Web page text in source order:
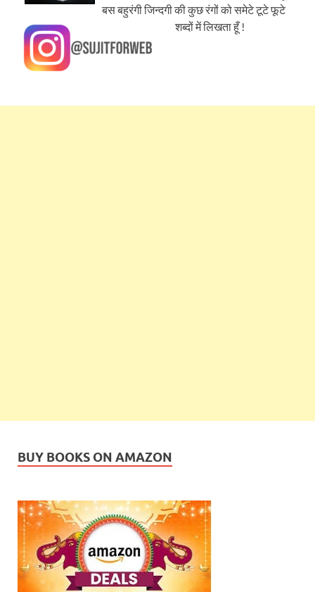
बस बहुरंगी जिन्दगी की कुछ रंगों को समेटे टूटे फूटे
शब्दों में लिखता हूँ !
BUY BOOKS ON AMAZON